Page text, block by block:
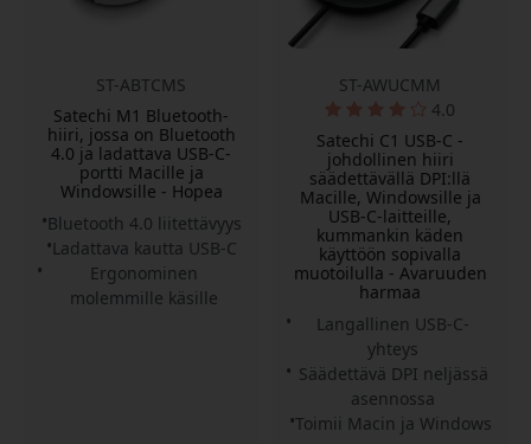
ST-ABTCMS
Satechi M1 Bluetooth-
hiiri, jossa on Bluetooth
4.0 ja ladattava USB-C-
portti Macille ja
Windowsille - Hopea
Bluetooth 4.0 liitettävyys
Ladattava kautta USB-C
Ergonominen
molemmille käsille
ST-AWUCMM
4.0
Satechi C1 USB-C -
johdollinen hiiri
säädettävällä DPI:llä
Macille, Windowsille ja
USB-C-laitteille,
kummankin käden
käyttöön sopivalla
muotoilulla - Avaruuden
harmaa
Langallinen USB-C-
yhteys
Säädettävä DPI neljässä
asennossa
Toimii Macin ja Windows